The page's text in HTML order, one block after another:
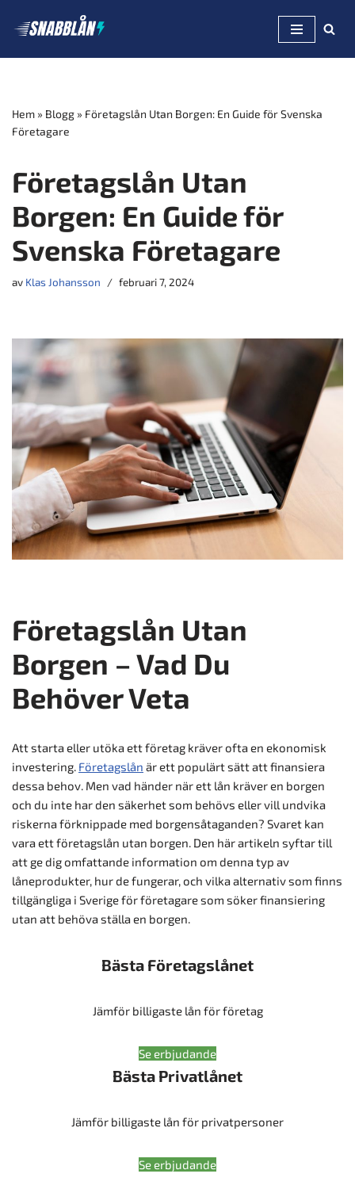
till
Hem » Blogg » Företagslån Utan Borgen: En Guide för Svenska
Företagare
Företagslån Utan
Borgen: En Guide för
Svenska Företagare
av Klas Johansson februari 7, 2024
Företagslån Utan
Borgen – Vad Du
Behöver Veta
Att starta eller utöka ett företag kräver ofta en ekonomisk
investering. Företagslån är ett populärt sätt att finansiera
dessa behov. Men vad händer när ett lån kräver en borgen
och du inte har den säkerhet som behövs eller vill undvika
riskerna förknippade med borgensåtaganden? Svaret kan
vara ett företagslån utan borgen. Den här artikeln syftar till
att ge dig omfattande information om denna typ av
låneprodukter, hur de fungerar, och vilka alternativ som finns
tillgängliga i Sverige för företagare som söker finansiering
utan att behöva ställa en borgen.
Bästa Företagslånet
Jämför billigaste lån för företag
Se erbjudande
Bästa Privatlånet
Jämför billigaste lån för privatpersoner
Se erbjudande